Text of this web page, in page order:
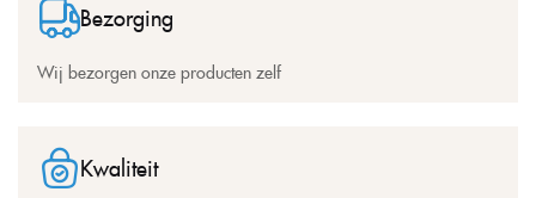
Bezorging
Wij bezorgen onze producten zelf
Kwaliteit